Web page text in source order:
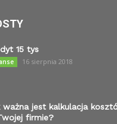
15 tys
16 sierpnia 2018
ważna jest kalkulacja
firmie?